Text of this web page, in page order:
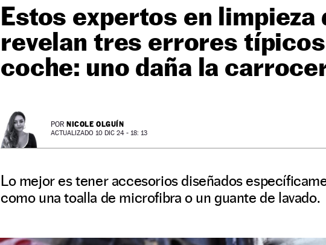
Estos expertos en limpieza
revelan tres errores
coche: uno daña la
POR NICOLE OLGUÍN
ACTUALIZADO 10 DIC 24 - 18: 13
Lo mejor es tener accesorios diseñados
como una toalla de microfibra o un guante de lavado.